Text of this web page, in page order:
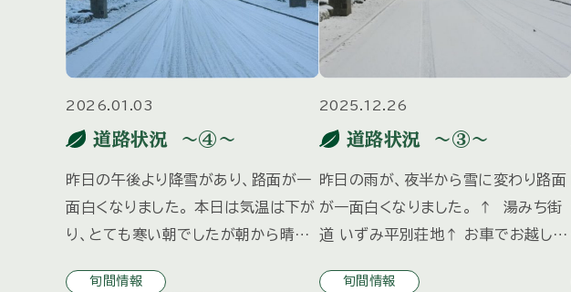
2026.01.03
道路状況 ～④～
昨日の午後より降雪があり、路面が一
面白くなりました。 本日は気温は下が
り、とても寒い朝でしたが朝から晴れ
いずみ平別荘地↑ お車でお越しの際
旬間情報
2025.12.26
道路状況 ～③～
昨日の雨が、夜半から雪に変わり路面
が一面白くなりました。 ↑ 湯みち街
道 いずみ平別荘地↑ お車でお越しの
装備でお越しいただきますようお願い
旬間情報